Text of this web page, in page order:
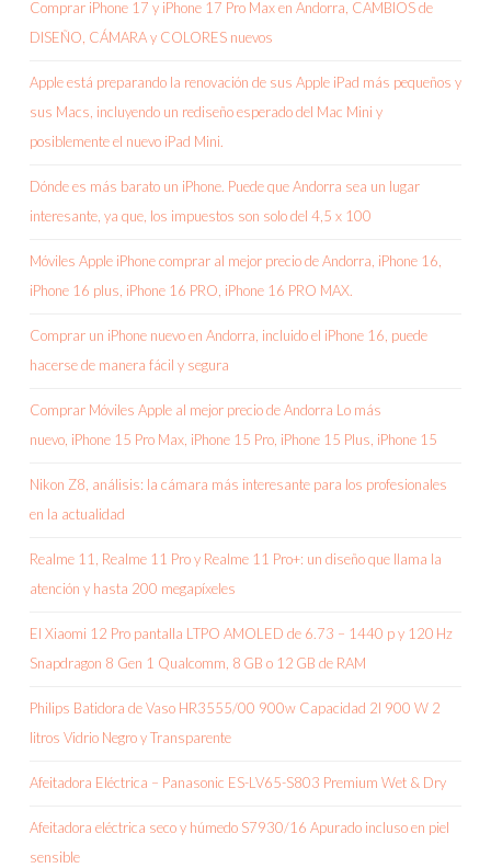
Comprar iPhone 17 y iPhone 17 Pro Max en Andorra, CAMBIOS de
DISEÑO, CÁMARA y COLORES nuevos
Apple está preparando la renovación de sus Apple iPad más pequeños y
sus Macs, incluyendo un rediseño esperado del Mac Mini y
posiblemente el nuevo iPad Mini.
Dónde es más barato un iPhone. Puede que Andorra sea un lugar
interesante, ya que, los impuestos son solo del 4,5 x 100
Móviles Apple iPhone comprar al mejor precio de Andorra, iPhone 16,
iPhone 16 plus, iPhone 16 PRO, iPhone 16 PRO MAX.
Comprar un iPhone nuevo en Andorra, incluido el iPhone 16, puede
hacerse de manera fácil y segura
Comprar Móviles Apple al mejor precio de Andorra Lo más
nuevo, iPhone 15 Pro Max, iPhone 15 Pro, iPhone 15 Plus, iPhone 15
Nikon Z8, análisis: la cámara más interesante para los profesionales
en la actualidad
Realme 11, Realme 11 Pro y Realme 11 Pro+: un diseño que llama la
atención y hasta 200 megapíxeles
El Xiaomi 12 Pro pantalla LTPO AMOLED de 6.73 – 1440 p y 120 Hz
Snapdragon 8 Gen 1 Qualcomm, 8 GB o 12 GB de RAM
Philips Batidora de Vaso HR3555/00 900w Capacidad 2l 900 W 2
litros Vidrio Negro y Transparente
Afeitadora Eléctrica – Panasonic ES-LV65-S803 Premium Wet & Dry
Afeitadora eléctrica seco y húmedo S7930/16 Apurado incluso en piel
sensible